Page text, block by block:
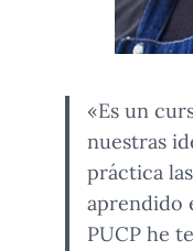
«Es un
nuestras
práctica
aprendido
PUCP he